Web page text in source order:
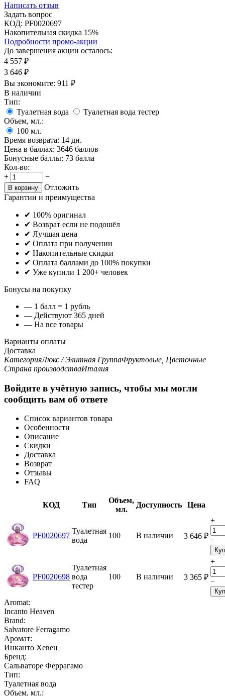
Написать отзыв
Задать вопрос
КОД: PF0020697
Накопительная скидка 15%
Подробности промо-акции
До завершения акции осталось:
4 557 ₽
3 646 ₽
Вы экономите: 911 ₽
В наличии
Тип:
Туалетная вода
Туалетная вода тестер
Объем, мл.:
100 мл.
Время возврата: 14 дн.
Цена в баллах: 3646 баллов
Бонусные баллы: 73 балла
Кол-во:
+
−
В корзину
Отложить
Гарантии и преимущества
✔ 100% оригинал
✔ Возврат если не подошёл
✔ Лучшая цена
✔ Оплата при получении
✔ Накопительные скидки
✔ Оплата баллами до 100% покупки
✔ Уже купили 1 200+ человек
Бонусы на покупку
— 1 балл = 1 рубль
— Действуют 365 дней
— На все товары
Варианты оплаты
Доставка
КатегорияЛюкс / Элитная ГруппаФруктовые, Цветочные
Страна производстваИталия
Войдите в учётную запись, чтобы мы могли
сообщить вам об ответе
Список вариантов товара
Особенности
Описание
Скидки
Доставка
Возврат
Отзывы
FAQ
КОД Тип
Объем,
мл.
Доступность Цена
PF0020697
Туалетная
вода
100 В наличии 3 646 ₽
+
−
PF0020698
Туалетная
вода
тестер
100 В наличии 3 365 ₽
+
−
Aromat:
Incanto Heaven
Brand:
Salvatore Ferragamo
Аромат:
Инканто Хевен
Бренд:
Сальваторе Феррагамо
Тип:
Туалетная вода
Объем, мл.: